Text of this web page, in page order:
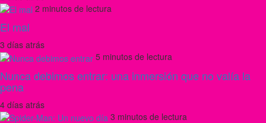
2 minutos de lectura
El mal
3 días atrás
5 minutos de lectura
Nunca debimos entrar: una inmersión que no valía la
pena
4 días atrás
3 minutos de lectura